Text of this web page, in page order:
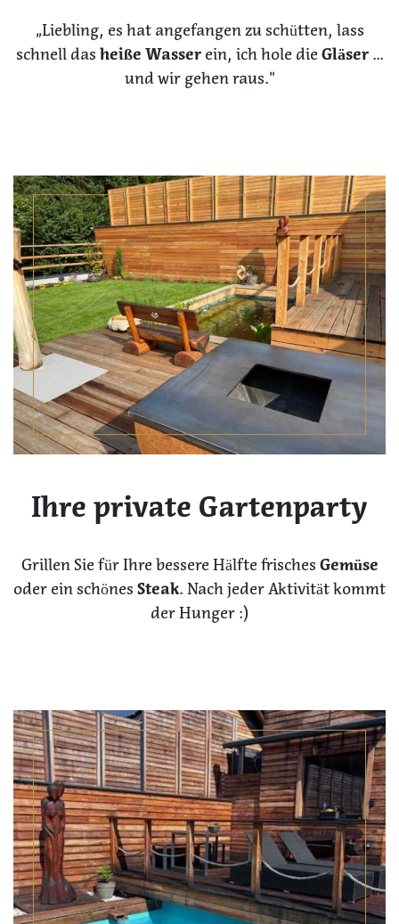
„Liebling, es hat angefangen zu schütten, lass
schnell das heiße Wasser ein, ich hole dieGläser ...
und wir gehen raus."
Ihre private Gartenparty
Grillen Sie für Ihre bessere Hälfte frisches Gemüse
oder ein schönes Steak. Nach jeder Aktivität kommt
der Hunger :)